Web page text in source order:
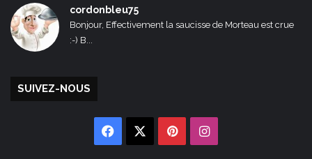
cordonbleu75
Bonjour, Effectivement la saucisse de Morteau est crue
:-) B...
SUIVEZ-NOUS
Facebook PinterestInstagram